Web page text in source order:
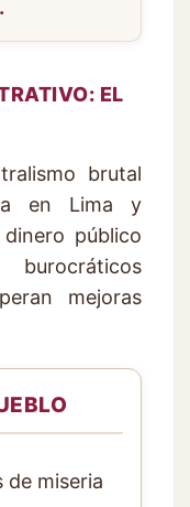
EL
brutal
en Lima y
público
mejoras
miseria